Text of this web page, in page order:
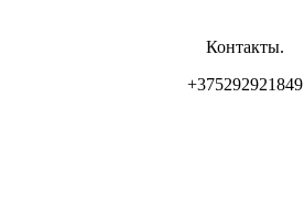
Контакты.
+375292921849